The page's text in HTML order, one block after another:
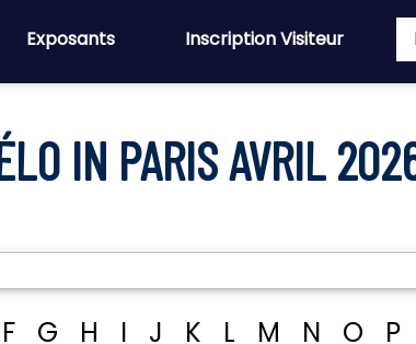
Exposants Inscription Visiteur
IN PARIS AVRIL
F G H I J K L M N O P